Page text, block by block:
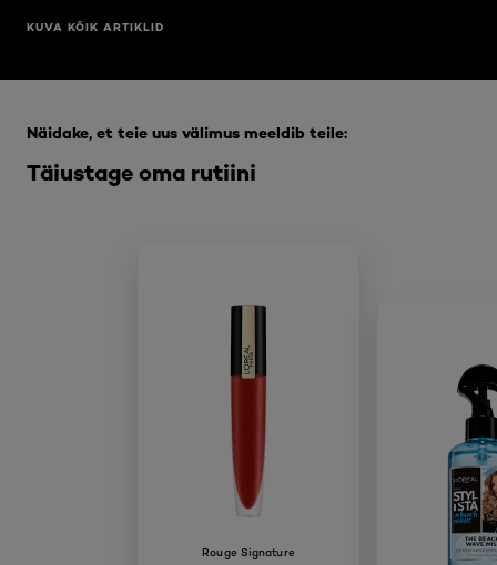
KUVA KÕIK ARTIKLID
Täiustage oma rutiini
Näidake, et teie uus välimus meeldib teile:
Rouge Signature